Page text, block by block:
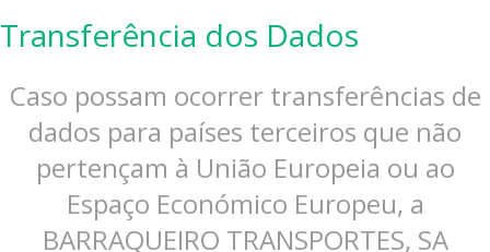
Transferência dos Dados
Caso possam ocorrer transferências de
dados para países terceiros que não
pertençam à União Europeia ou ao
Espaço Económico Europeu, a
BARRAQUEIRO TRANSPORTES, SA